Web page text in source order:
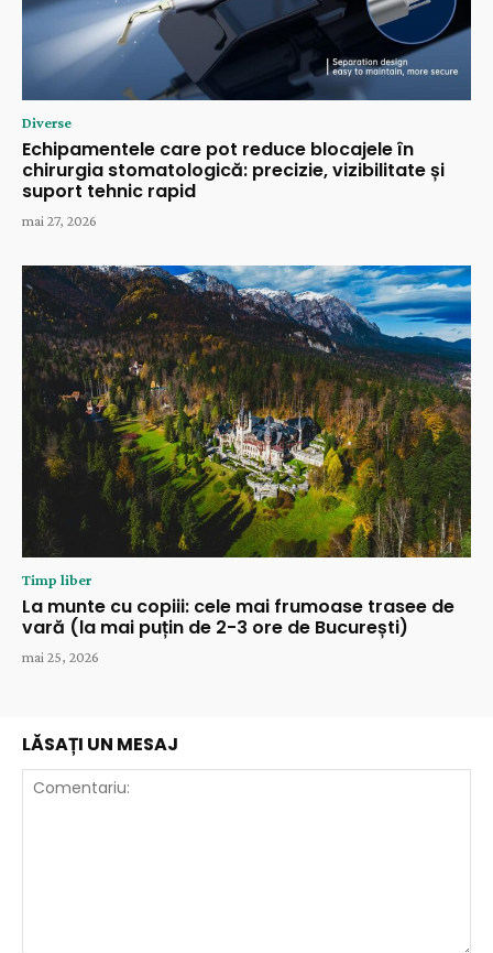
Diverse
Echipamentele care pot reduce blocajele în
chirurgia stomatologică: precizie, vizibilitate și
suport tehnic rapid
mai 27, 2026
Timp liber
La munte cu copiii: cele mai frumoase trasee de
vară (la mai puțin de 2-3 ore de București)
mai 25, 2026
LĂSAȚI UN MESAJ